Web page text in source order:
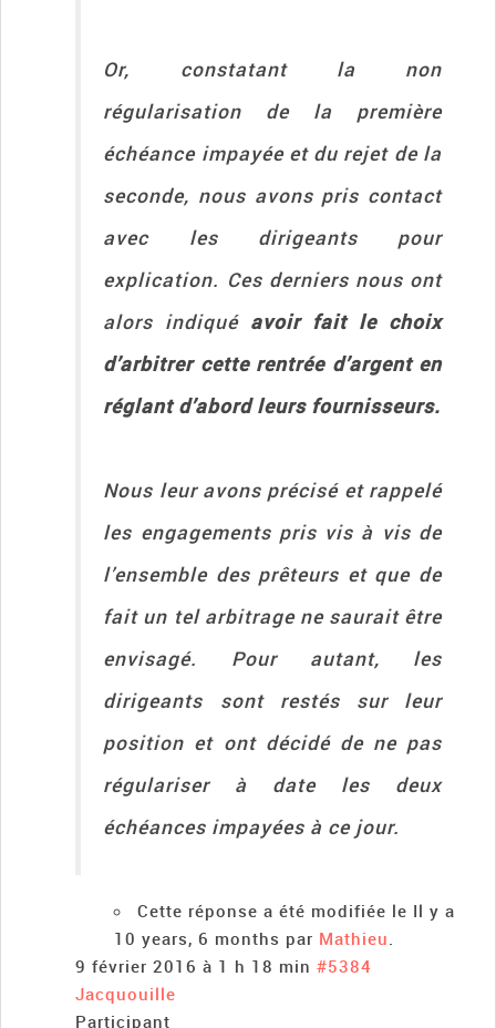
Or, constatant la non
régularisation de la première
échéance impayée et du rejet de la
seconde, nous avons pris contact
avec les dirigeants pour
explication. Ces derniers nous ont
alors indiqué avoir fait le choix
d’arbitrer cette rentrée d’argent en
réglant d’abord leurs fournisseurs.
Nous leur avons précisé et rappelé
les engagements pris vis à vis de
l’ensemble des prêteurs et que de
fait un tel arbitrage ne saurait être
envisagé. Pour autant, les
dirigeants sont restés sur leur
position et ont décidé de ne pas
régulariser à date les deux
échéances impayées à ce jour.
Cette réponse a été modifiée le Il y a
10 years, 6 months par Mathieu.
9 février 2016 à 1 h 18 min #5384
Jacquouille
Participant